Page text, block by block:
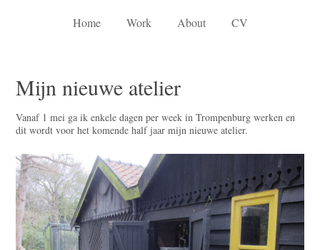
Home Work About CV
Mijn nieuwe atelier
Vanaf 1 mei ga ik enkele dagen per week in Trompenburg werken en
dit wordt voor het komende half jaar mijn nieuwe atelier.